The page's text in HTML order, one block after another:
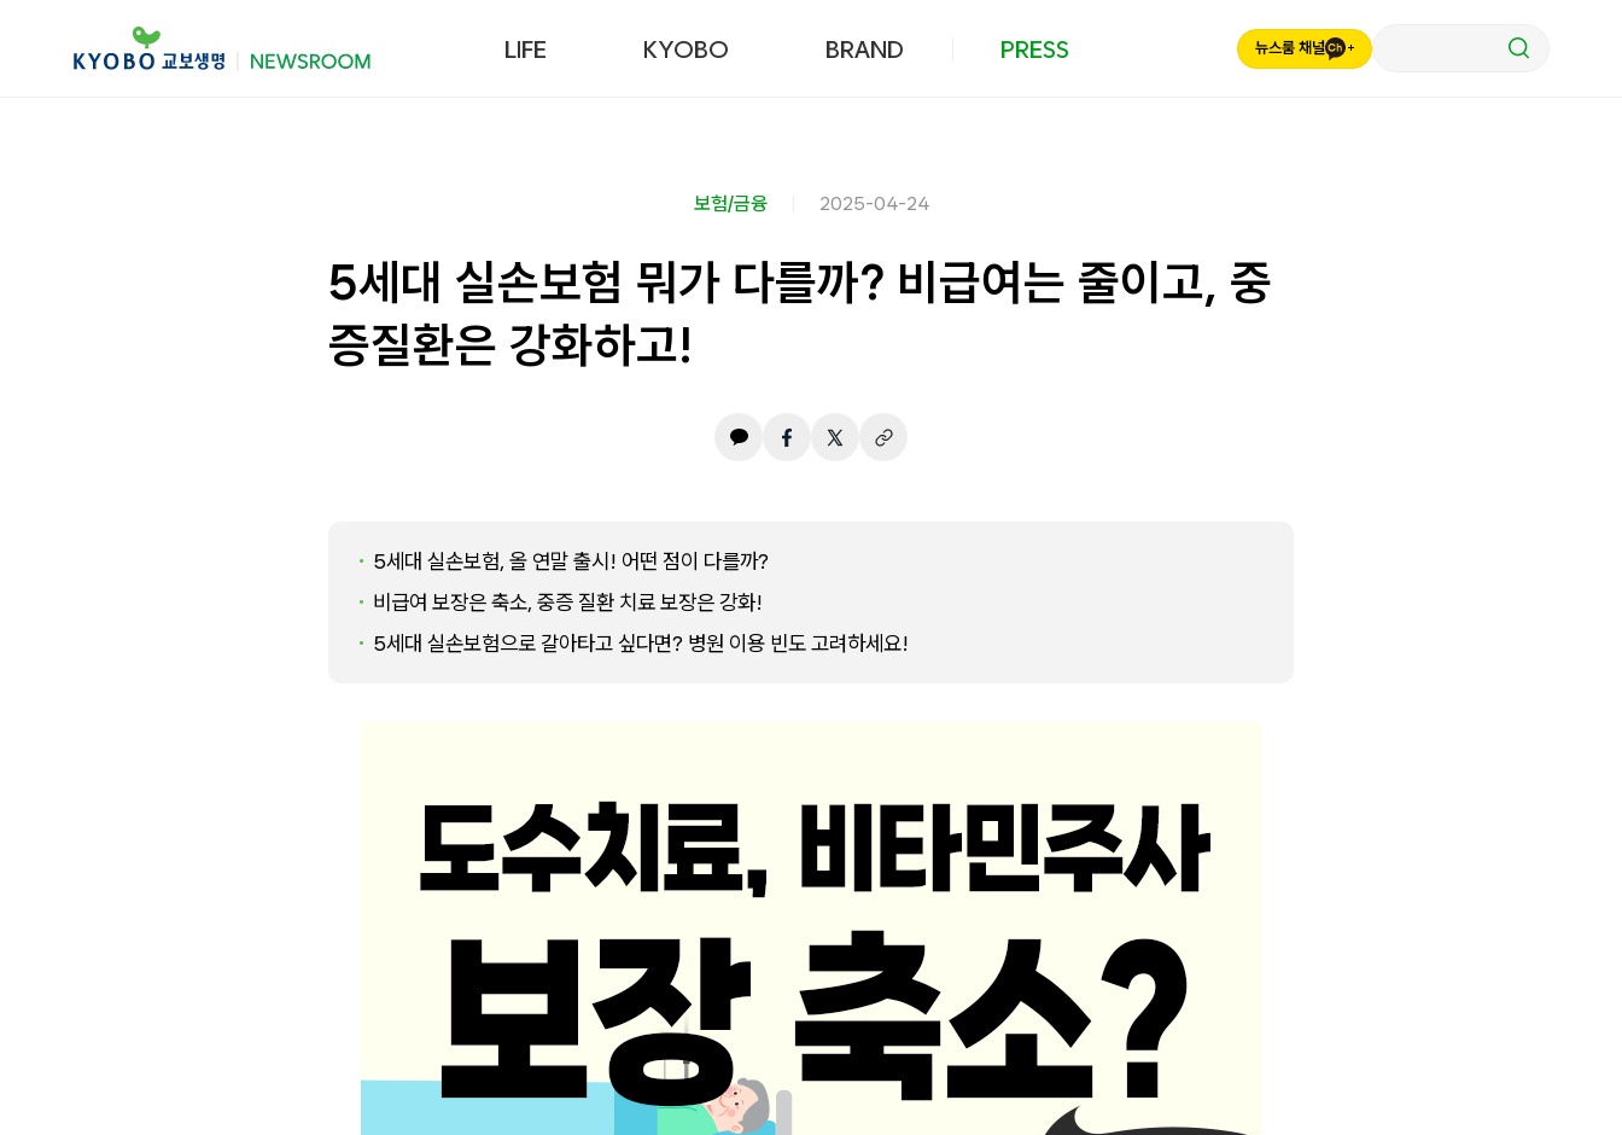
LIFE KYOBO BRAND PRESS 뉴스룸 채널
보험/금융 2025-04-24
5세대 실손보험 뭐가 다를까? 비급여는 줄이고, 중
증질환은 강화하고!
5세대 실손보험, 올 연말 출시! 어떤 점이 다를까?
비급여 보장은 축소, 중증 질환 치료 보장은 강화!
5세대 실손보험으로 갈아타고 싶다면? 병원 이용 빈도 고려하세요!